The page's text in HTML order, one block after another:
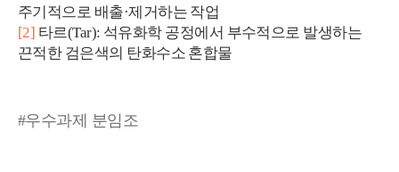
주기적으로 배출·제거하는 작업
[2] 타르(Tar): 석유화학 공정에서 부수적으로 발생하는
끈적한 검은색의 탄화수소 혼합물
#우수과제 분임조